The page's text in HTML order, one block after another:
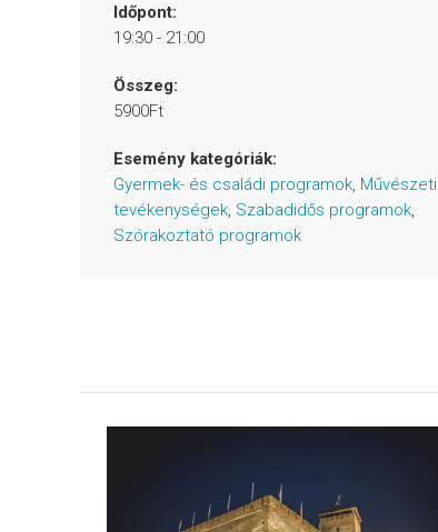
Időpont:
19:30 - 21:00
Összeg:
5900Ft
Esemény kategóriák:
Gyermek- és családi programok Művészeti
tevékenységek Szabadidős programok
Szórakoztató programok